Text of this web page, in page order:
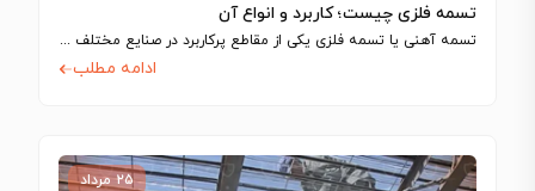
تسمه فلزی چیست؛ کاربرد و انواع آن
تسمه آهنی یا تسمه فلزی یکی از مقاطع پرکاربرد در صنایع مختلف مانند ساخت…
ادامه مطلب
۲۵ مرداد